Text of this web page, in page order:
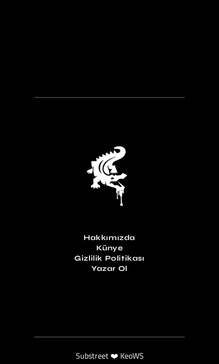
Hakkımızda
Künye
Gizlilik Politikası
Yazar Ol
Substreet ❤️ KeoWS